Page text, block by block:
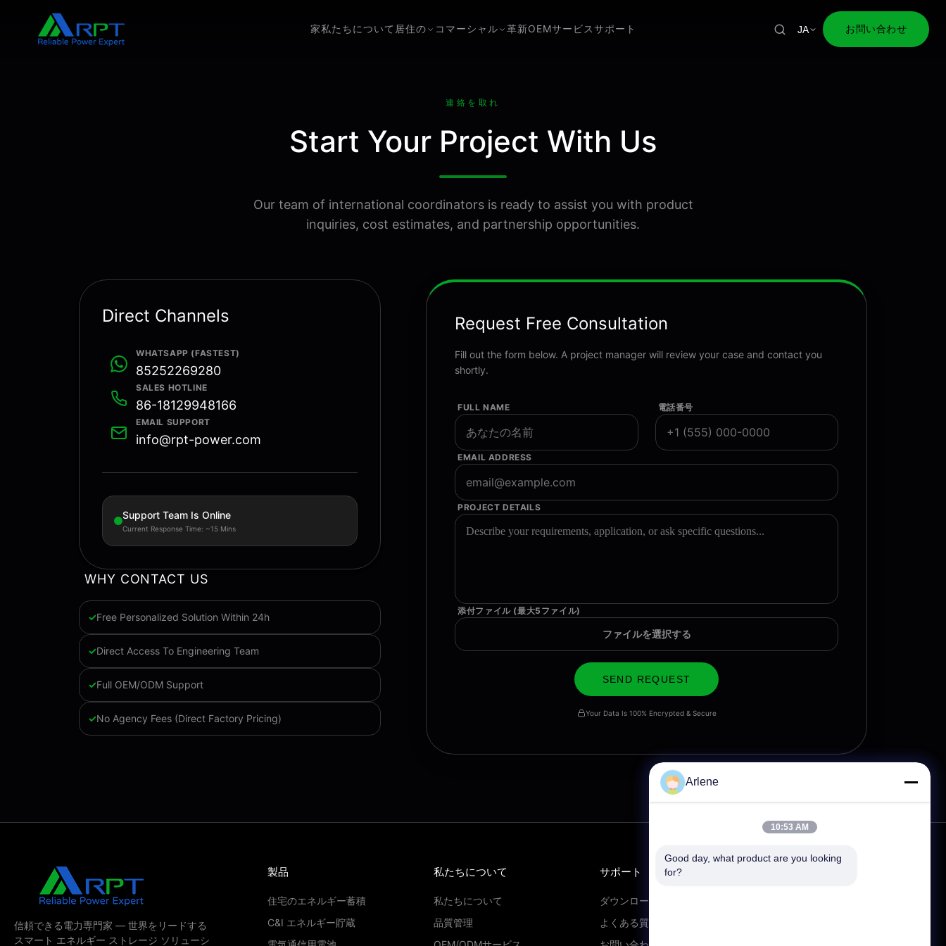
家私たちについて 居住の コマーシャル 革新OEMサービスサポート JA お問い合わせ
連絡を取れ
Start Your Project With Us
Our team of international coordinators is ready to assist you with product
inquiries, cost estimates, and partnership opportunities.
Direct Channels
WHATSAPP (FASTEST)
85252269280
SALES HOTLINE
86-18129948166
EMAIL SUPPORT
info@rpt-power.com
Support Team Is Online
Current Response Time: ~15 Mins
WHY CONTACT US
Free Personalized Solution Within 24h
Direct Access To Engineering Team
Full OEM/ODM Support
No Agency Fees (Direct Factory Pricing)
Request Free Consultation
Fill out the form below. A project manager will review your case and contact you
shortly.
FULL NAME 電話番号
EMAIL ADDRESS
PROJECT DETAILS
添付ファイル (最大5ファイル)
ファイルを選択する
SEND REQUEST
Your Data Is 100% Encrypted & Secure
信頼できる電力専門家 — 世界をリードする
スマート エネルギー ストレージ ソリューシ
製品
住宅のエネルギー蓄積
C&I エネルギー貯蔵
私たちについて
私たちについて
品質管理
サポート
ダウンロード
よくある質問
Arlene
10:53 AM
Good day, what product are you looking
for?